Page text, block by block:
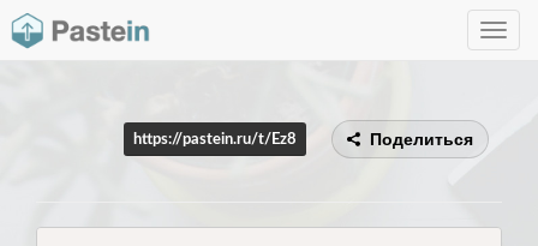
Toggle
https://pastein.ru/t/Ez8 Поделиться